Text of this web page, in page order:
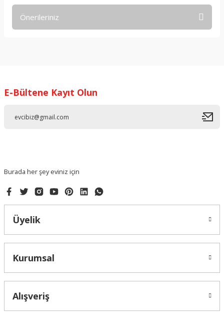
Önerileriniz
Ürün resmi kalitesiz, bozuk veya görüntülenemiyor.
E-Bültene Kayıt Olun
Burada her şey eviniz için
Üyelik
Kurumsal
Alışveriş